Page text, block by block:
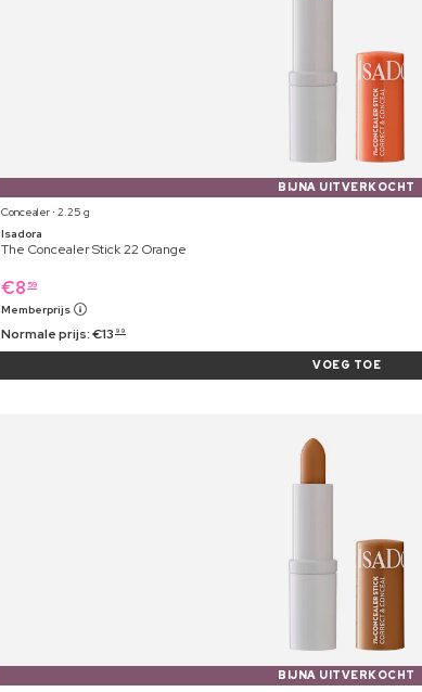
BIJNA UITVERKOCHT
Concealer ⋅ 2.25 g
Isadora
The Concealer Stick 22 Orange
€8 59
Memberprijs
Normale prijs:€13 99
VOEG TOE
BIJNA UITVERKOCHT